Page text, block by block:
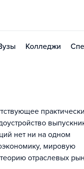
Колледжи
нет ни на одном
мировую
отраслевых